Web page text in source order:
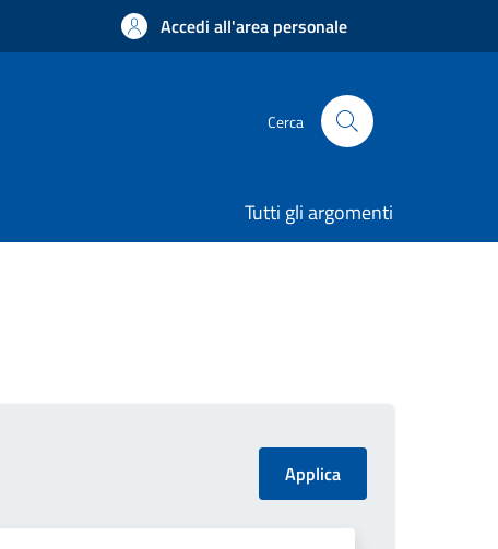
Accedi all'area personale
Cerca
Tutti gli argomenti